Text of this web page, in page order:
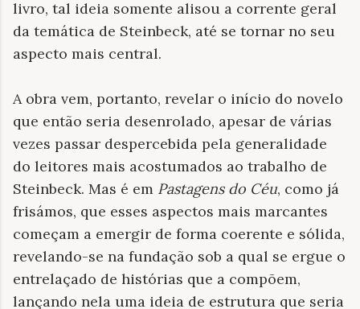
livro, tal ideia somente alisou a corrente geral
da temática de Steinbeck, até se tornar no seu
aspecto mais central.
A obra vem, portanto, revelar o início do novelo
que então seria desenrolado, apesar de várias
vezes passar despercebida pela generalidade
do leitores mais acostumados ao trabalho de
Steinbeck. Mas é em Pastagens do Céu, como já
frisámos, que esses aspectos mais marcantes
começam a emergir de forma coerente e sólida,
revelando-se na fundação sob a qual se ergue o
entrelaçado de histórias que a compõem,
lançando nela uma ideia de estrutura que seria